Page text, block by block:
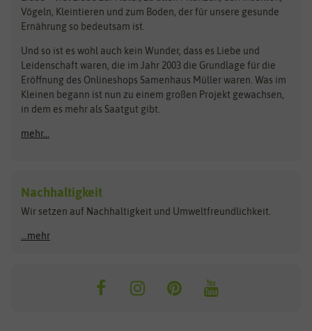
Pilzbrut
Rasensamen
Steckzwiebeln
Zimmer & Kübelpflanzen
Kataloge
Schnäppchen
Anzucht & Gartenzubehör
Anzuchtschalen
Heizmatte & Heizkabel
Kokos-Quelltabletten
Zimmergewächshaus
BioBalu
Bionana
BIOWOL
Blumicorn
Bûten Birds
Carl Pabst
elho
Feldsaaten Freudenberger
Fertil
Flora Elite
Florissa
Flortis
Franchi Sementi
Hortitops
JUB Holland
Vögeln, Kleintieren und zum Boden, der für unsere gesunde
Ernährung so bedeutsam ist.
Und so ist es wohl auch kein Wunder, dass es Liebe und
Leidenschaft waren, die im Jahr 2003 die Grundlage für die
Eröffnung des Onlineshops Samenhaus Müller waren. Was im
Kleinen begann ist nun zu einem großen Projekt gewachsen,
in dem es mehr als Saatgut gibt.
mehr...
Nachhaltigkeit
Wir setzen auf Nachhaltigkeit und Umweltfreundlichkeit.
...mehr